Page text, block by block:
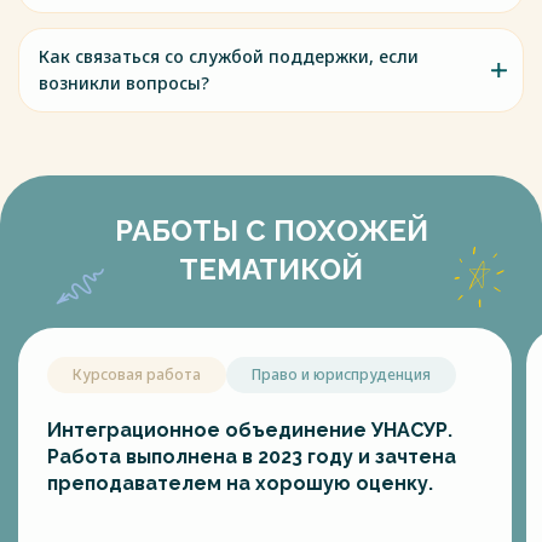
Как связаться со службой поддержки, если
возникли вопросы?
РАБОТЫ С ПОХОЖЕЙ
ТЕМАТИКОЙ
Курсовая работа Право и юриспруденция
Интеграционное объединение УНАСУР.
Работа выполнена в 2023 году и зачтена
преподавателем на хорошую оценку.